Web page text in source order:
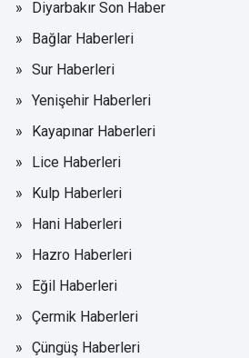
Diyarbakır Son Haber
Bağlar Haberleri
Sur Haberleri
Yenişehir Haberleri
Kayapınar Haberleri
Lice Haberleri
Kulp Haberleri
Hani Haberleri
Hazro Haberleri
Eğil Haberleri
Çermik Haberleri
Çüngüş Haberleri